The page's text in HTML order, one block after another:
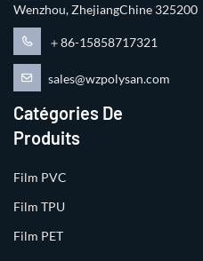
Wenzhou, ZhejiangChine 325200
＋86-15858717321
sales@wzpolysan.com
Catégories De
Produits
Film PVC
Film TPU
Film PET